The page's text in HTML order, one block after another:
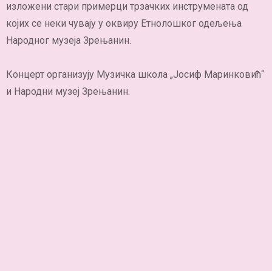
изложени стари примерци трзачких инструмената од
којих се неки чувају у оквиру Етнолошког одељења
Народног музеја Зрењанин.
Концерт организују Музичка школa „Јосиф Маринковић“
и Народни музеј Зрењанин.